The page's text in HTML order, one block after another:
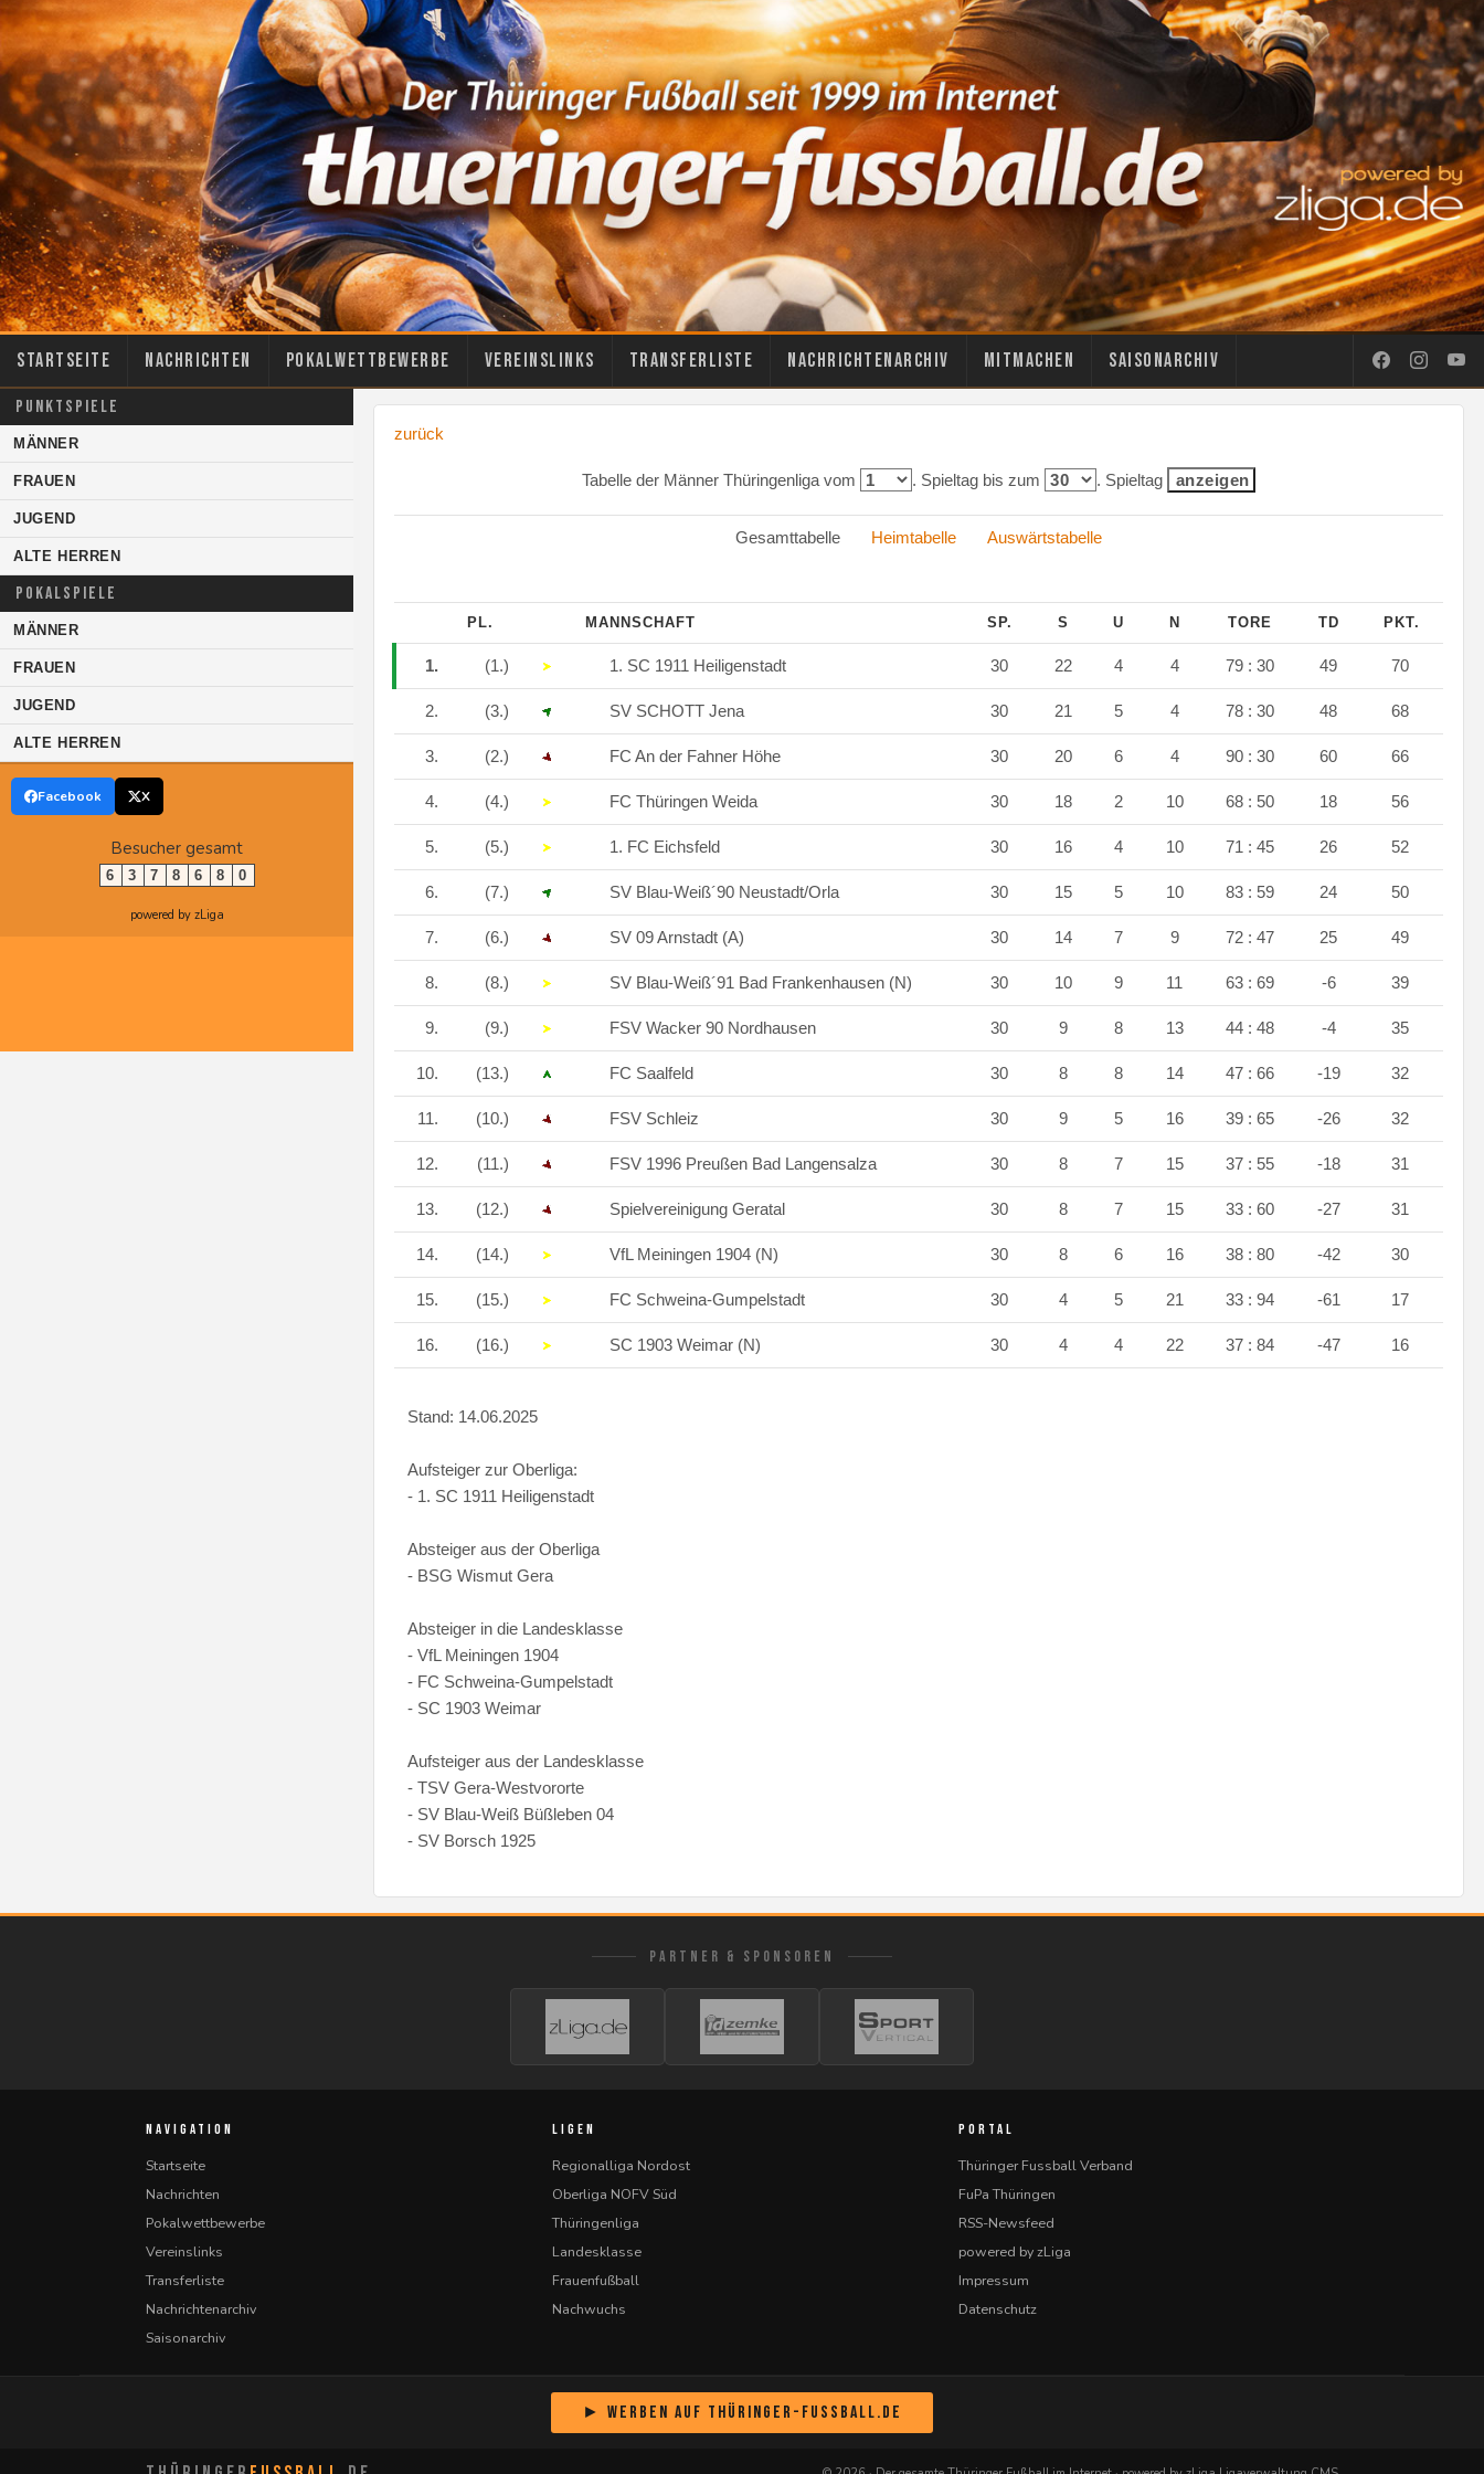
Startseite Nachrichten Pokalwettbewerbe Vereinslinks Transferliste Nachrichtenarchiv Mitmachen Saisonarchiv
PUNKTSPIELE
MÄNNER
FRAUEN
JUGEND
ALTE HERREN
POKALSPIELE
MÄNNER
FRAUEN
JUGEND
ALTE HERREN
Facebook X
Besucher gesamt
6 3 7 8 6 8 0
powered by zLiga
zurück
Tabelle der Männer Thüringenliga vom . Spieltag bis zum . Spieltag
Gesamttabelle Heimtabelle Auswärtstabelle
PL. MANNSCHAFT SP. S U N TORE TD PKT.
1. (1.) 1. SC 1911 Heiligenstadt 30 22 4 4 79 : 30 49 70
2. (3.) SV SCHOTT Jena 30 21 5 4 78 : 30 48 68
3. (2.) FC An der Fahner Höhe 30 20 6 4 90 : 30 60 66
4. (4.) FC Thüringen Weida 30 18 2 10 68 : 50 18 56
5. (5.) 1. FC Eichsfeld 30 16 4 10 71 : 45 26 52
6. (7.) SV Blau-Weiß´90 Neustadt/Orla 30 15 5 10 83 : 59 24 50
7. (6.) SV 09 Arnstadt (A) 30 14 7 9 72 : 47 25 49
8. (8.) SV Blau-Weiß´91 Bad Frankenhausen (N) 30 10 9 11 63 : 69 -6 39
9. (9.) FSV Wacker 90 Nordhausen 30 9 8 13 44 : 48 -4 35
10. (13.) FC Saalfeld 30 8 8 14 47 : 66 -19 32
11. (10.) FSV Schleiz 30 9 5 16 39 : 65 -26 32
12. (11.) FSV 1996 Preußen Bad Langensalza 30 8 7 15 37 : 55 -18 31
13. (12.) Spielvereinigung Geratal 30 8 7 15 33 : 60 -27 31
14. (14.) VfL Meiningen 1904 (N) 30 8 6 16 38 : 80 -42 30
15. (15.) FC Schweina-Gumpelstadt 30 4 5 21 33 : 94 -61 17
16. (16.) SC 1903 Weimar (N) 30 4 4 22 37 : 84 -47 16
Stand: 14.06.2025
Aufsteiger zur Oberliga:
- 1. SC 1911 Heiligenstadt
Absteiger aus der Oberliga
- BSG Wismut Gera
Absteiger in die Landesklasse
- VfL Meiningen 1904
- FC Schweina-Gumpelstadt
- SC 1903 Weimar
Aufsteiger aus der Landesklasse
- TSV Gera-Westvororte
- SV Blau-Weiß Büßleben 04
- SV Borsch 1925
PARTNER & SPONSOREN
NAVIGATION
Startseite
Nachrichten
Pokalwettbewerbe
Vereinslinks
Transferliste
Nachrichtenarchiv
Saisonarchiv
LIGEN
Regionalliga Nordost
Oberliga NOFV Süd
Thüringenliga
Landesklasse
Frauenfußball
Nachwuchs
PORTAL
Thüringer Fussball Verband
FuPa Thüringen
RSS-Newsfeed
powered by zLiga
Impressum
Datenschutz
► Werben auf Thüringer-Fussball.de